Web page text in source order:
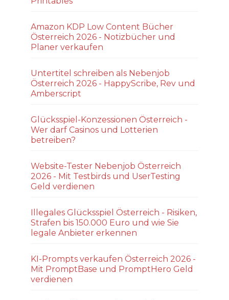
Amazon KDP Low Content Bücher
Österreich 2026 - Notizbücher und
Planer verkaufen
Untertitel schreiben als Nebenjob
Österreich 2026 - HappyScribe, Rev und
Amberscript
Glücksspiel-Konzessionen Österreich -
Wer darf Casinos und Lotterien
betreiben?
Website-Tester Nebenjob Österreich
2026 - Mit Testbirds und UserTesting
Geld verdienen
Illegales Glücksspiel Österreich - Risiken,
Strafen bis 150.000 Euro und wie Sie
legale Anbieter erkennen
KI-Prompts verkaufen Österreich 2026 -
Mit PromptBase und PromptHero Geld
verdienen